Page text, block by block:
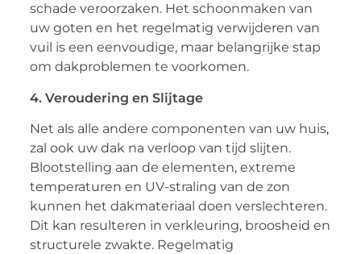
schade veroorzaken. Het schoonmaken van
uw goten en het regelmatig verwijderen van
vuil is een eenvoudige, maar belangrijke stap
om dakproblemen te voorkomen.
4. Veroudering en Slijtage
Net als alle andere componenten van uw huis,
zal ook uw dak na verloop van tijd slijten.
Blootstelling aan de elementen, extreme
temperaturen en UV-straling van de zon
kunnen het dakmateriaal doen verslechteren.
Dit kan resulteren in verkleuring, broosheid en
structurele zwakte. Regelmatig